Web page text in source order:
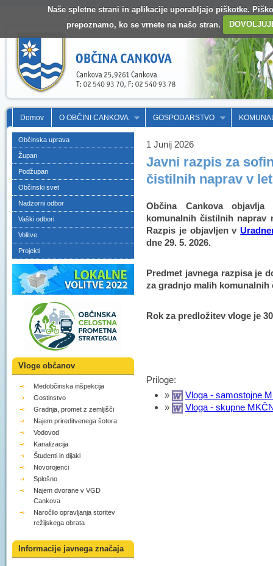
Naše spletne strani in aplikacije uporabljajo piškotke.
prepoznamo, ko se vrnete na našo stran.
Domov O OBČINI CANKOVA GOSPODARSTVO
Občinska uprava
Župan
Podžupan
Občinski svet
Nadzorni odbor
Vaški odbori
Volitve
Projekti
Vloge občanov
Medobčinska inšpekcija
Gostinstvo
Gradnja, promet z zemljišči
Najem prireditvenega šotora
Vodovod
Kanalizacija
Študenti in dijaki
Novorojenci
Splošno
Najem dvorane v VGD
Cankova
Naročilo opravljanja storitev
režijskega obrata
Informacije javnega značaja
1 Junij 2026
Javni razpis za
čistilnih naprav v
Občina Cankova
komunalnih čistilnih naprav
Razpis je objavljen v
dne 29. 5. 2026.
Predmet javnega razpisa je
za gradnjo malih komunalnih
Rok za predložitev vloge je
Priloge:
»
Vloga - samostojne
»
Vloga - skupne